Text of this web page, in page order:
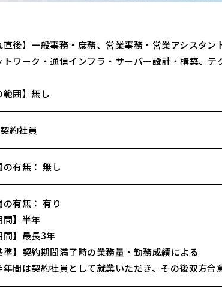
直後】一般事務・庶務、営業事務・営業アシスタ
トワーク・通信インフラ・サーバー設計・構築、
範囲】無し
約社員
の有無： 無し
の有無： 有り
間】半年
間】最長3年
準】契約期間満了時の業務量・勤務成績による
年間は契約社員として就業いただき、その後双方合